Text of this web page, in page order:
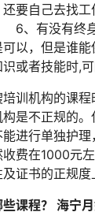
要自己去找
、有没有终
以，但是谁
或者技能时,可
训机构的课
是不正规的
进行单独护
费在1000元
证书的正规度
课程？ 海宁